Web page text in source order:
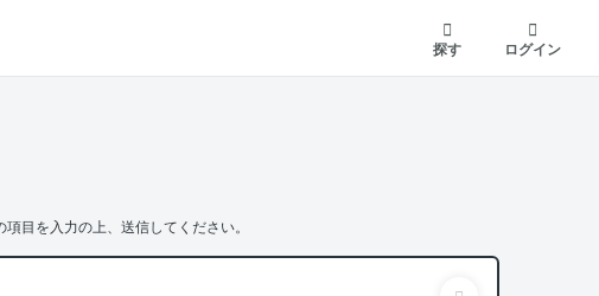
探す
ログイン
目を入力の上、送信してください。